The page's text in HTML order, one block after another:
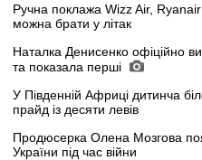
Ручна поклажа Wizz Air,
можна брати у літак
Наталка Денисенко офіційно
та показала перші
У Південній Африці дитинча
прайд із десяти левів
Продюсерка Олена Мозгова
України під час війни